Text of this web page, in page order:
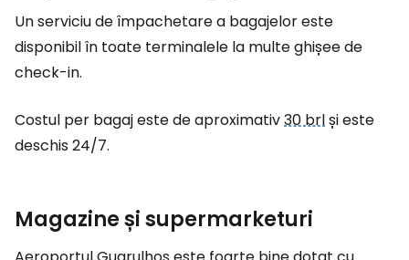
Un serviciu de împachetare a bagajelor este
disponibil în toate terminalele la multe ghișee de
check-in.
Costul per bagaj este de aproximativ30 brlși este
deschis 24/7.
Magazine și supermarketuri